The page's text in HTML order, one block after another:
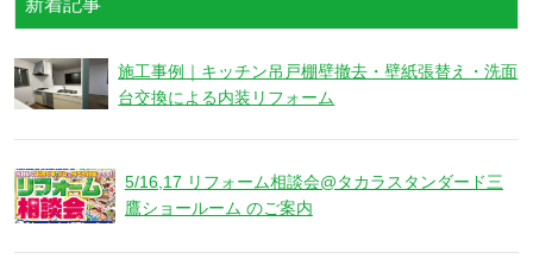
新着記事
施工事例｜キッチン吊戸棚壁撤去・壁紙張替え・洗面
台交換による内装リフォーム
5/16,17 リフォーム相談会@タカラスタンダード三
鷹ショールーム のご案内